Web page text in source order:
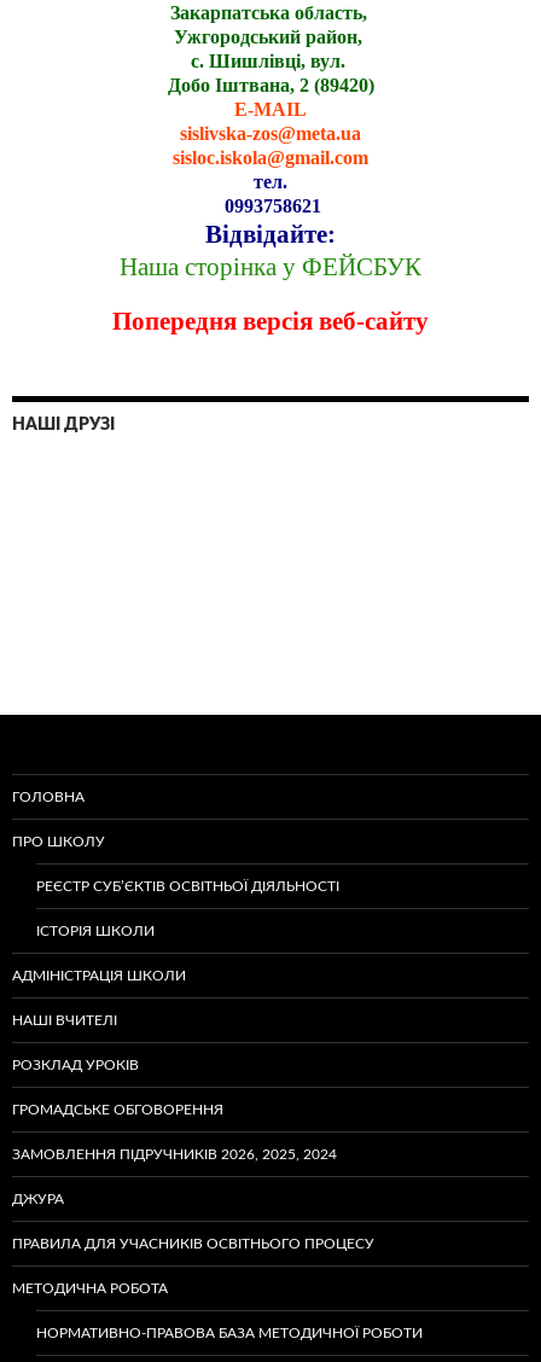
Закарпатська область,
Ужгородський район,
с. Шишлівці, вул.
Добо Іштвана, 2 (89420)
E-MAIL
sislivska-zos@meta.ua
sisloc.iskola@gmail.com
тел.
0993758621
Відвідайте:
Наша сторінка у ФЕЙСБУК
Попередня версія веб-сайту
НАШІ ДРУЗІ
ГОЛОВНА
ПРО ШКОЛУ
РЕЄСТР СУБ’ЄКТІВ ОСВІТНЬОЇ ДІЯЛЬНОСТІ
ІСТОРІЯ ШКОЛИ
АДМІНІСТРАЦІЯ ШКОЛИ
НАШІ ВЧИТЕЛІ
РОЗКЛАД УРОКІВ
ГРОМАДСЬКЕ ОБГОВОРЕННЯ
ЗАМОВЛЕННЯ ПІДРУЧНИКІВ 2026, 2025, 2024
ДЖУРА
ПРАВИЛА ДЛЯ УЧАСНИКІВ ОСВІТНЬОГО ПРОЦЕСУ
МЕТОДИЧНА РОБОТА
НОРМАТИВНО-ПРАВОВА БАЗА МЕТОДИЧНОЇ РОБОТИ